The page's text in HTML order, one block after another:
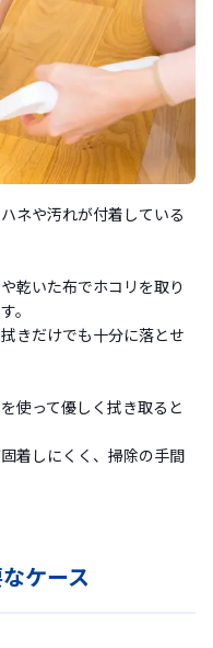
ネや汚れが付着している
乾いた布でホコリを取り
。
きだけでも十分に落とせ
使って優しく拭き取ると
着しにくく、掃除の手間
ケース